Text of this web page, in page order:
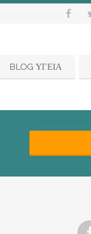
BLOG ΥΓΕΙΑ